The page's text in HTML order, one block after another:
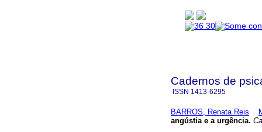
Cadernos de
ISSN 1413-6295
BARROS, Renata Reis
angústia e a urgência.